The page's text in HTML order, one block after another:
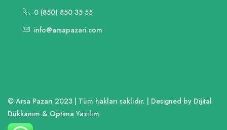
0 (850) 850 35 55
info@arsapazari.com
© Arsa Pazarı 2023 | Tüm hakları saklıdır. | Designed by Dijital
Dükkanım & Optima Yazılım